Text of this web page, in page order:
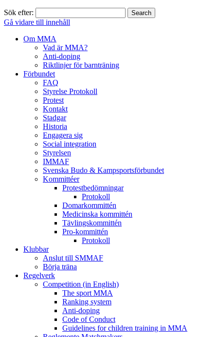
Sök efter:
Gå vidare till innehåll
Om MMA
Vad är MMA?
Anti-doping
Riktlinjer för barnträning
Förbundet
FAQ
Styrelse Protokoll
Protest
Kontakt
Stadgar
Historia
Engagera sig
Social integration
Styrelsen
IMMAF
Svenska Budo & Kampsportsförbundet
Kommittéer
Protestbedömningar
Protokoll
Domarkommittén
Medicinska kommittén
Tävlingskommittén
Pro-kommittén
Protokoll
Klubbar
Anslut till SMMAF
Börja träna
Regelverk
Competition (in English)
The sport MMA
Ranking system
Anti-doping
Code of Conduct
Guidelines for children training in MMA